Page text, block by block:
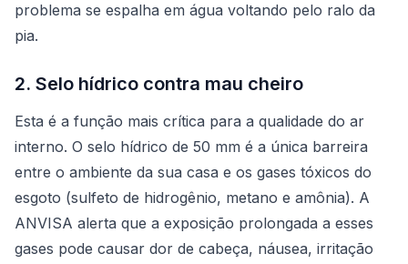
problema se espalha em água voltando pelo ralo da
pia.
2. Selo hídrico contra mau cheiro
Esta é a função mais crítica para a qualidade do ar
interno. O selo hídrico de 50 mm é a única barreira
entre o ambiente da sua casa e os gases tóxicos do
esgoto (sulfeto de hidrogênio, metano e amônia). A
ANVISA alerta que a exposição prolongada a esses
gases pode causar dor de cabeça, náusea, irritação